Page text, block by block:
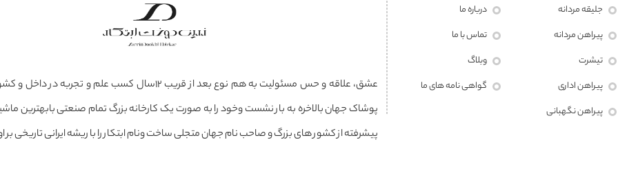
جلیقه مردانه
پیراهن مردانه
تیشرت
پیراهن اداری
پیراهن نگهبانی
درباره ما
تماس با ما
وبلاگ
گواهی نامه های ما
عشق، علاقه و حس مسئولیت به هم نوع بعد از قریب ۱۲سال کسب علم و
پوشاک جهان بالاخره به بار نشست وخود را به صورت یک کارخانه بزرگ تمام صنعتی بابهترین
پیشرفته از کشور های بزرگ و صاحب نام جهان متجلی ساخت ونام ابتکار را با ریشه ایرانی تاریخی بر